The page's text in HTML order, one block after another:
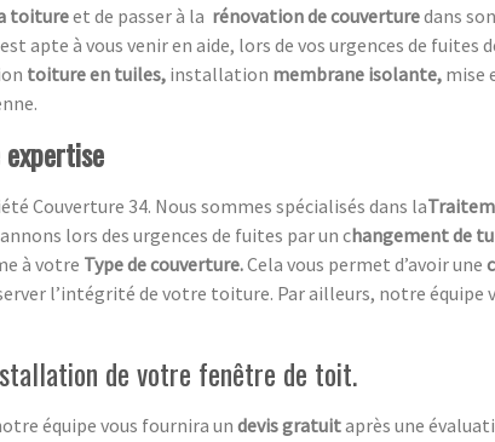
toitureet de passer à la rénovation de couverturedans
apte à vous venir en aide, lors de vos urgences de fuites
toiture en tuiles, installation membrane isolante, mise
Couverture 34. Nous sommes spécialisés dans la
lors des urgences de fuites par un changement de
à votre Type de couverture.Cela vous permet d’avoir une
l’intégrité de votre toiture. Par ailleurs, notre équipe
de votre fenêtre de toit.
équipe vous fournira un devis gratuitaprès une